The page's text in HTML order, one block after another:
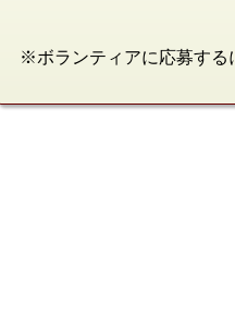
※ボランティアに応募する